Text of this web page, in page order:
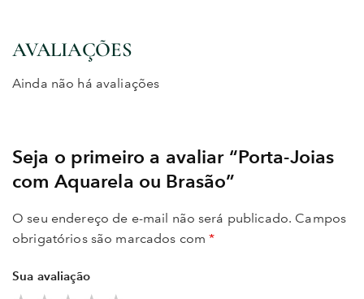
AVALIAÇÕES
Ainda não há avaliações
Seja o primeiro a avaliar “Porta-Joias
com Aquarela ou Brasão”
O seu endereço de e-mail não será publicado. Campos
obrigatórios são marcados com*
Sua avaliação